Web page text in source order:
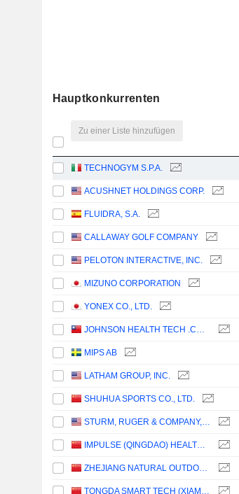
Hauptkonkurrenten
Zu einer Liste hinzufügen
TECHNOGYM S.P.A.
ACUSHNET HOLDINGS CORP.
FLUIDRA, S.A.
CALLAWAY GOLF COMPANY
PELOTON INTERACTIVE, INC.
MIZUNO CORPORATION
YONEX CO., LTD.
JOHNSON HEALTH TECH .CO., LTD.
MIPS AB
LATHAM GROUP, INC.
SHUHUA SPORTS CO., LTD.
STURM, RUGER & COMPANY, INC.
IMPULSE (QINGDAO) HEALTH TECH CO.,LTD.
ZHEJIANG NATURAL OUTDOOR GOODS INC.
TONGDA SMART TECH (XIAMEN) CO., LTD.